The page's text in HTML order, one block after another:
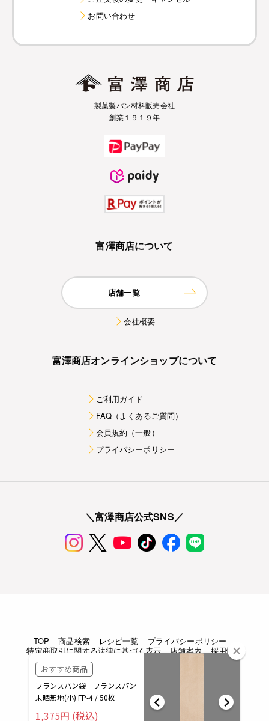
お問い合わせ
製菓製パン材料販売会社
創業１９１９年
富澤商店について
店舗一覧
会社概要
富澤商店オンラインショップについて
ご利用ガイド
FAQ（よくあるご質問）
会員規約（一般）
プライバシーポリシー
＼富澤商店公式SNS／
TOP 商品検索 レシピ一覧
プライバシーポリシー
特定商取引に関する法律に基づく表示
店舗案内 採用情報
Copyright © TOMIZAWA SHOUTEN All rights reserved.